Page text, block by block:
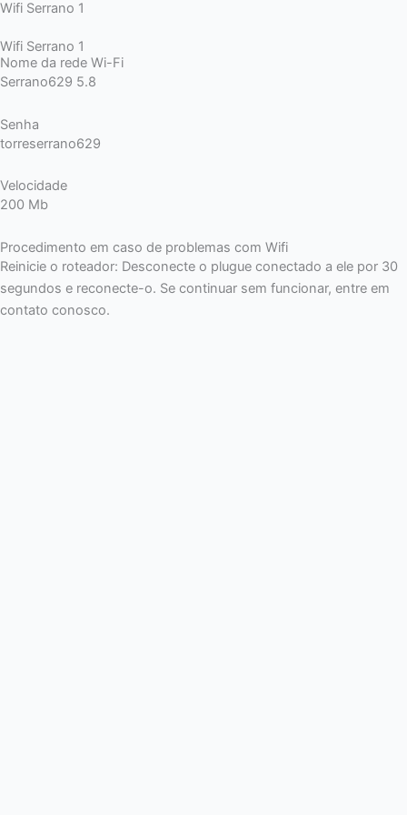
Wifi Serrano 1
Wifi Serrano 1
Nome da rede Wi-Fi
Serrano629 5.8
Senha
torreserrano629
Velocidade
200 Mb
Procedimento em caso de problemas com Wifi
Reinicie o roteador: Desconecte o plugue conectado a ele por 30
segundos e reconecte-o. Se continuar sem funcionar, entre em
contato conosco.